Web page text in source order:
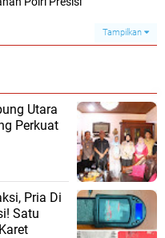
Tampilkan
Utara
Perkuat
Pria Di
Satu